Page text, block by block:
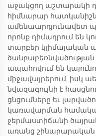
աջակցող աշտարակի
հիմնարար հատկանիշն
ամենաարդյունավետ
որոնք դիմադրում են
տարբեր կլիմայական
ապահովում են
միջավայրերում, իսկ
նվազագույնի է
ցնցումները եւ
կառավարման
ջերմաստիճանի
առանց շինարարական